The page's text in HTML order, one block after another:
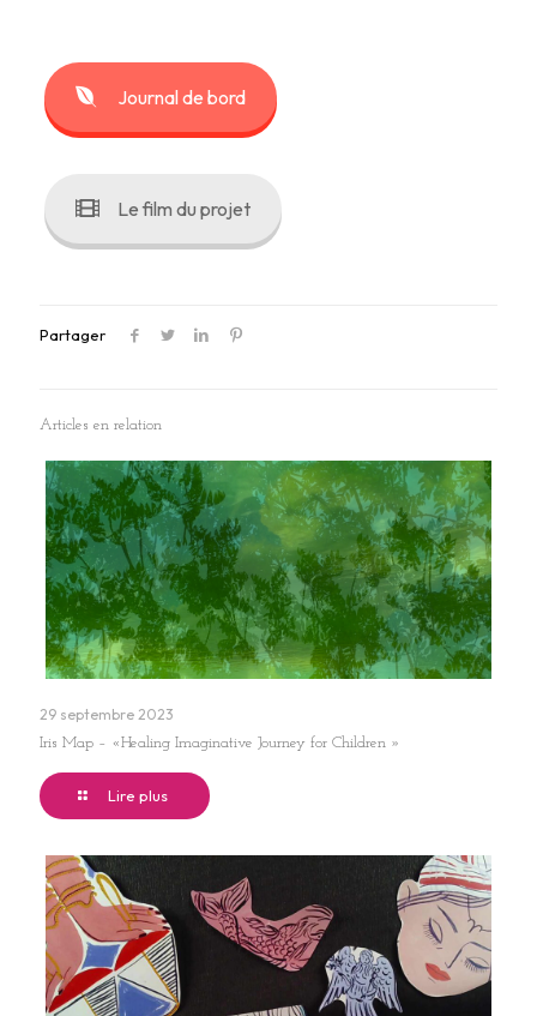
Journal de bord
Le film du projet
Partager
Articles en relation
29 septembre 2023
Iris Map – «Healing Imaginative Journey for Children »
Lire plus